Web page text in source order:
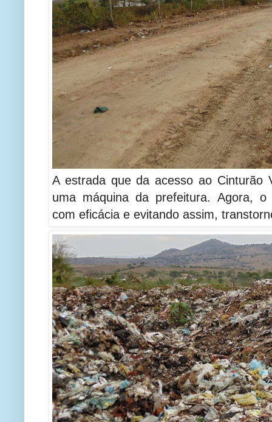
A estrada que da acesso ao Cinturão
uma máquina da prefeitura. Agora, o
com eficácia e evitando assim,